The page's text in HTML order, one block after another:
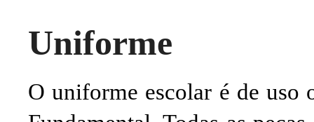
Uniforme
O uniforme escolar é de uso